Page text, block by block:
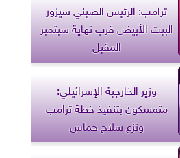
ترامب: الرئيس الصيني سيزور
البيت الأبيض قرب نهاية سبتمبر
المقبل
وزير الخارجية الإسرائيلي:
متمسكون بتنفيذ خطة ترامب
ونزع سلاح حماس